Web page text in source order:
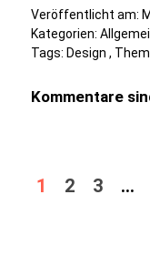
Veröffentlicht am:
Kategorien:
Tags: Design ,
Kommentare
1 2 3 …